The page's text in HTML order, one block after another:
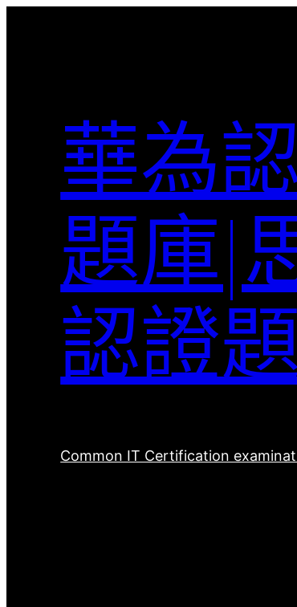
華為
題庫|
認證
Common IT Certification